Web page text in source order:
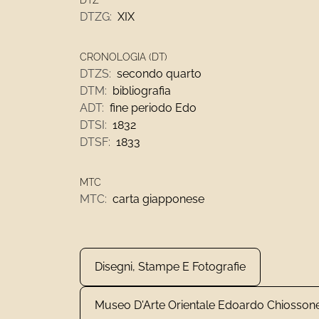
DTZG: XIX
CRONOLOGIA (DT)
DTZS: secondo quarto
DTM: bibliografia
ADT: fine periodo Edo
DTSI: 1832
DTSF: 1833
MTC
MTC: carta giapponese
Disegni, Stampe E Fotografie
Museo D'Arte Orientale Edoardo